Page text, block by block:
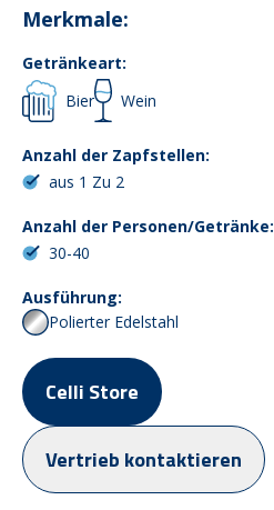
Merkmale:
Getränkeart:
Bier
Wein
Anzahl der Zapfstellen:
aus 1 Zu 2
Anzahl der Personen/Getränke:
30-40
Ausführung:
Polierter Edelstahl
Celli Store
Vertrieb kontaktieren